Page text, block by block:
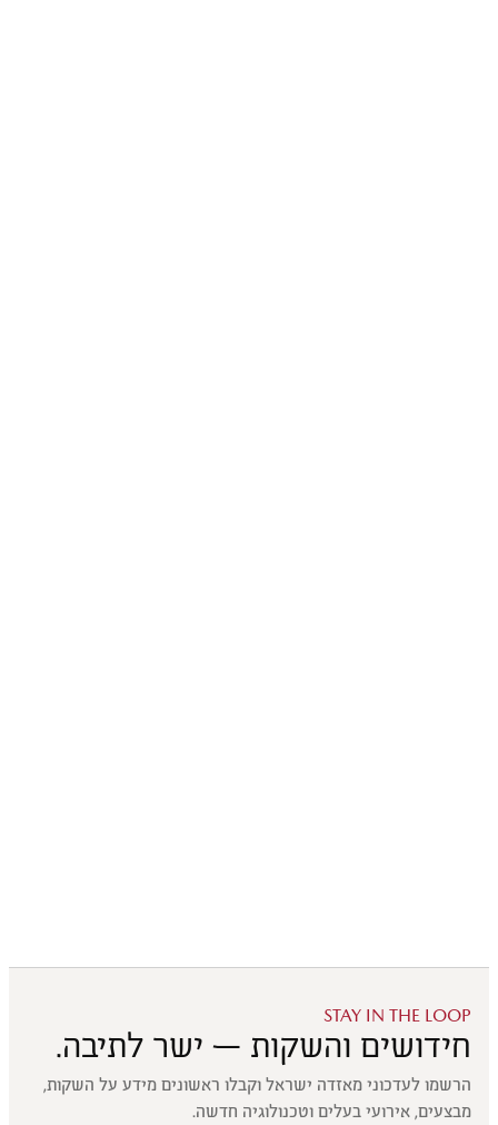
STAY IN THE LOOP
חידושים והשקות — ישר לתיבה.
הרשמו לעדכוני מאזדה ישראל וקבלו ראשונים מידע על השקות,
מבצעים, אירועי בעלים וטכנולוגיה חדשה.